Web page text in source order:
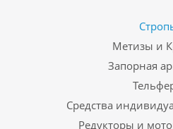
Метизы и
Запорная
Средства
Редукторы и